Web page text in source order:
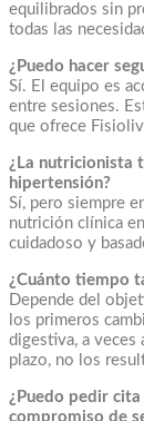
equilibrados sin
todas las
¿Puedo hacer
Sí. El equipo es
entre sesiones.
que ofrece
¿La nutricionista
hipertensión?
Sí, pero siempre
nutrición clínica
cuidadoso y
¿Cuánto tiempo
Depende del
los primeros
digestiva, a veces
plazo, no los
¿Puedo pedir
compromiso de